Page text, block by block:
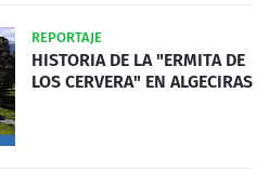
REPORTAJE
HISTORIA DE LA "ERMITA DE
LOS CERVERA" EN ALGECIRAS